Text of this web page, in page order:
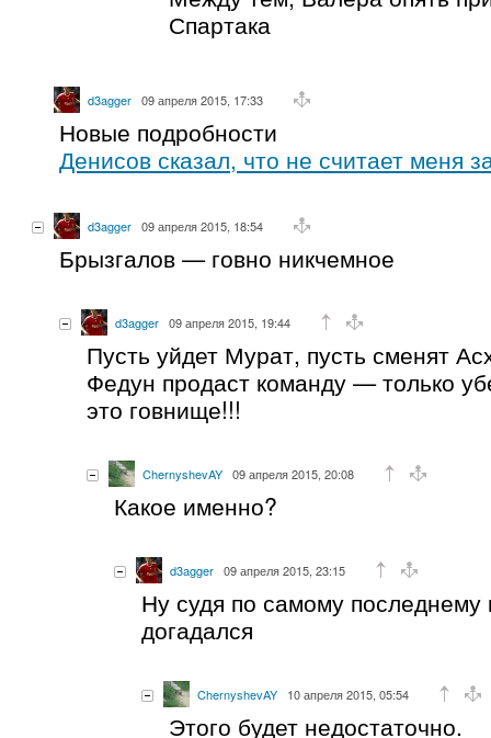
Спартака
d3agger 09 апреля 2015, 17:33
Новые подробности
Денисов сказал, что не считает меня
d3agger 09 апреля 2015, 18:54
Брызгалов — говно никчемное
d3agger 09 апреля 2015, 19:44
Пусть уйдет Мурат, пусть сменят
Федун продаст команду — только
это говнище!!!
ChernyshevAY 09 апреля 2015, 20:08
Какое именно?
d3agger 09 апреля 2015, 23:15
Ну судя по самому
догадался
ChernyshevAY 10 апреля 2015, 05:54
Этого будет недостаточно.